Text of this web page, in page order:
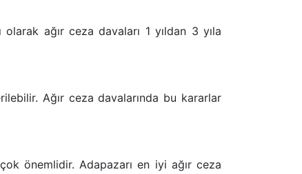
olarak ağır ceza davaları 1 yıldan 3 yıla
Ağır ceza davalarında bu kararlar
önemlidir. Adapazarı en iyi ağır ceza